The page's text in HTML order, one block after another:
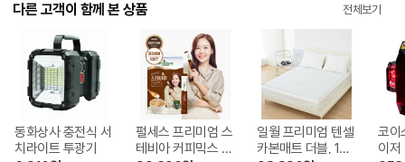
다른 고객이 함께 본 상품 전체보기
동화상사 충전식 서
치라이트 투광기
펄세스 프리미엄 스
테비아 커피믹스 10
일월 프리미엄 텐셀
카본매트 더블, 140
코이
이